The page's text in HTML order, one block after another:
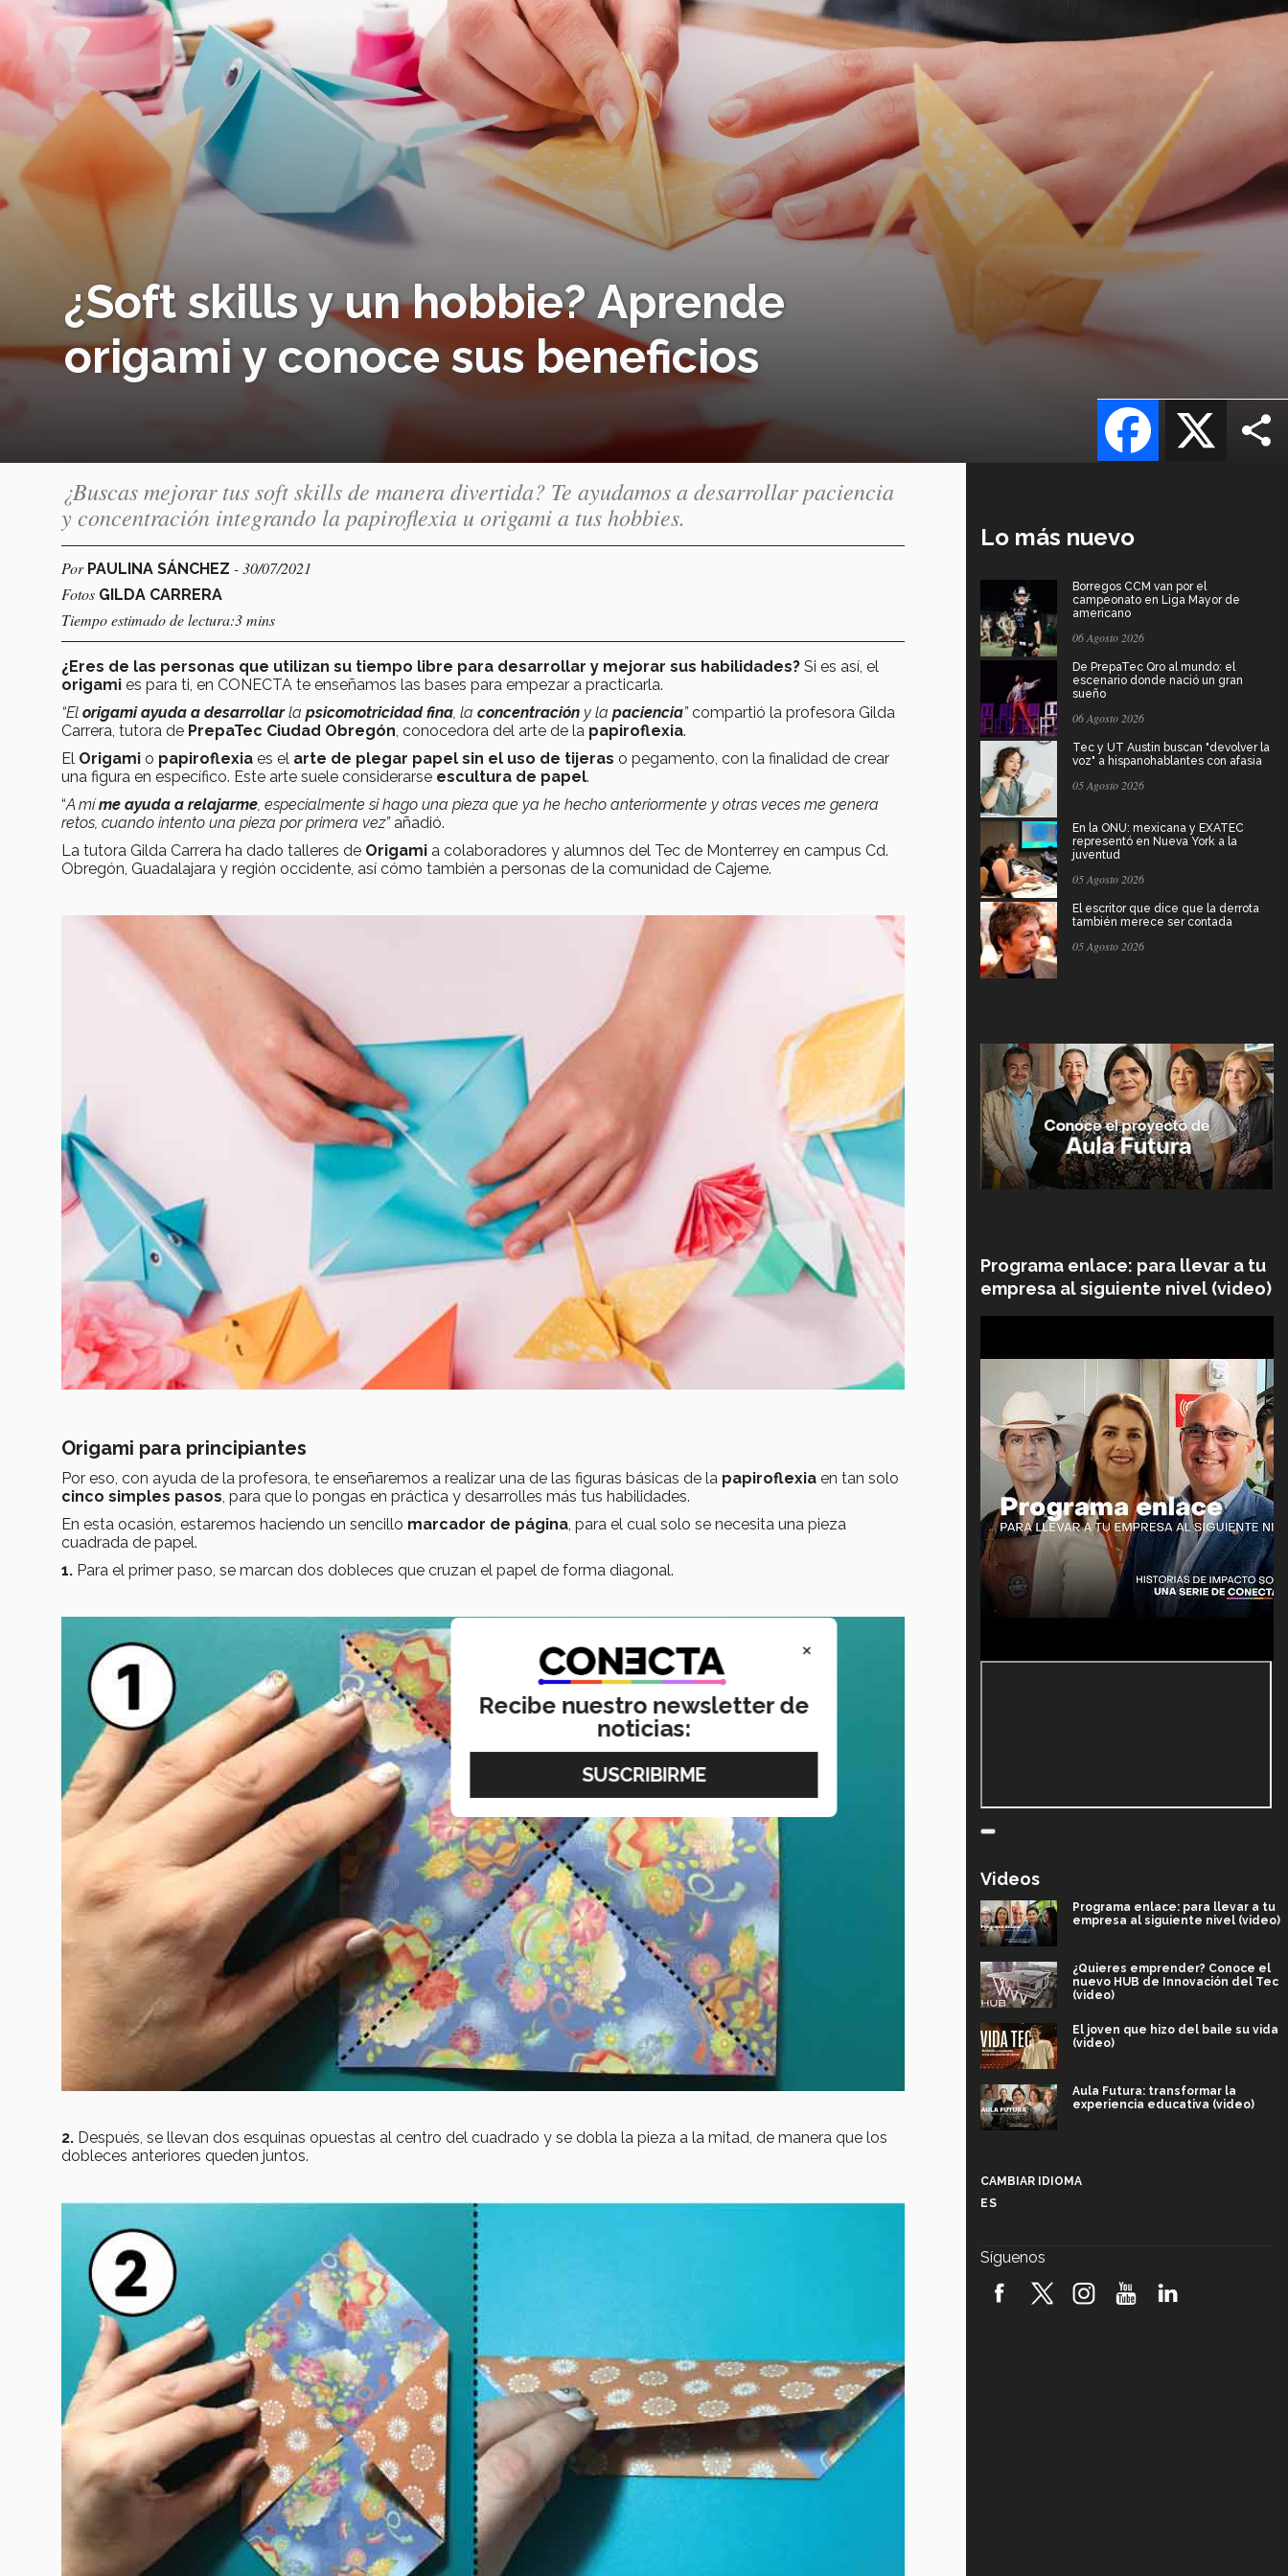
¿Soft skills y un hobbie? Aprende
origami y conoce sus beneficios
X
Facebook
¿Buscas mejorar tus soft skills de manera divertida? Te ayudamos a desarrollar paciencia
y concentración integrando la papiroflexia u origami a tus hobbies.
Por PAULINA SÁNCHEZ - 30/07/2021
Fotos GILDA CARRERA
Tiempo estimado de lectura:3 mins
¿Eres de las personas que utilizan su tiempo libre para desarrollar y mejorar sus habilidades? Si es así, el
origami es para ti, en CONECTA te enseñamos las bases para empezar a practicarla.
“El origami ayuda a desarrollarla psicomotricidad fina , la concentración y la paciencia”compartió la profesora Gilda
Carrera, tutora de PrepaTec Ciudad Obregón , conocedora del arte de la papiroflexia.
El Origami o papiroflexia es el arte de plegar papel sin el uso de tijeras o pegamento, con la finalidad de crear
una figura en específico. Este arte suele considerarse escultura de papel.
“A míme ayuda a relajarme , especialmente si hago una pieza que ya he hecho anteriormente y otras veces me genera
retos, cuando intento una pieza por primera vez”añadió.
La tutora Gilda Carrera ha dado talleres de Origami a colaboradores y alumnos del Tec de Monterrey en campus Cd.
Obregón, Guadalajara y región occidente, así cómo también a personas de la comunidad de Cajeme.
Origami para principiantes
Por eso, con ayuda de la profesora, te enseñaremos a realizar una de las figuras básicas de la papiroflexia en tan solo
cinco simples pasos, para que lo pongas en práctica y desarrolles más tus habilidades.
En esta ocasión, estaremos haciendo un sencillo marcador de página, para el cual solo se necesita una pieza
cuadrada de papel.
1. Para el primer paso, se marcan dos dobleces que cruzan el papel de forma diagonal.
2. Después, se llevan dos esquinas opuestas al centro del cuadrado y se dobla la pieza a la mitad, de manera que los
dobleces anteriores queden juntos.
Lo más nuevo
Borregos CCM van por el
campeonato en Liga Mayor de
americano
06 Agosto 2026
De PrepaTec Qro al mundo: el
escenario donde nació un gran
sueño
06 Agosto 2026
Tec y UT Austin buscan "devolver la
voz" a hispanohablantes con afasia
05 Agosto 2026
En la ONU: mexicana y EXATEC
representó en Nueva York a la
juventud
05 Agosto 2026
El escritor que dice que la derrota
también merece ser contada
05 Agosto 2026
Programa enlace: para llevar a tu
empresa al siguiente nivel (video)
Videos
Programa enlace: para llevar a tu
empresa al siguiente nivel (video)
¿Quieres emprender? Conoce el
nuevo HUB de Innovación del Tec
(video)
El joven que hizo del baile su vida
(video)
Aula Futura: transformar la
experiencia educativa (video)
robótica FIRST 2026! (video)
CAMBIAR IDIOMA
ES
Síguenos
×
Recibe nuestro newsletter de
noticias: